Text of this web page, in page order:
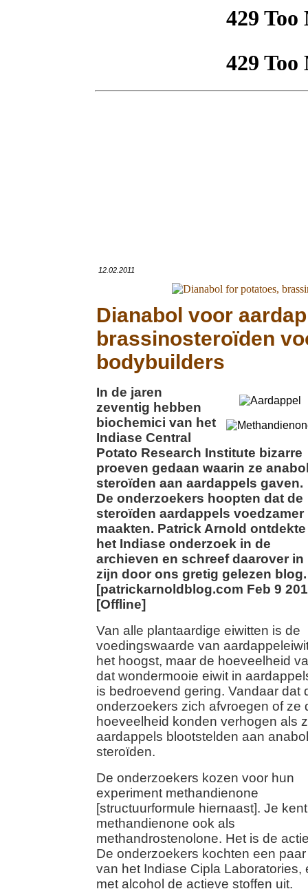
12.02.2011
Dianabol voor
brassinosteroïden
bodybuilders
In de jaren
zeventig hebben
biochemici van het
Indiase Central
Potato Research Institute bizarre
proeven gedaan waarin ze
steroïden aan aardappels gaven.
De onderzoekers hoopten dat de
steroïden aardappels voedzamer
maakten. Patrick Arnold ontdekte
het Indiase onderzoek in de
archieven en schreef daarover in
zijn door ons gretig gelezen blog.
[patrickarnoldblog.com Feb 9
[Offline]
Van alle plantaardige eiwitten is de
voedingswaarde van
het hoogst, maar de hoeveelheid
dat wondermooie eiwit in
is bedroevend gering. Vandaar dat
onderzoekers zich afvroegen of ze
hoeveelheid konden verhogen als
aardappels blootstelden aan
steroïden.
De onderzoekers kozen voor hun
experiment methandienone
[structuurformule hiernaast]. Je kent
methandienone ook als
methandrostenolone. Het is de
De onderzoekers kochten een
van het Indiase Cipla Laboratories,
met alcohol de actieve stoffen uit.